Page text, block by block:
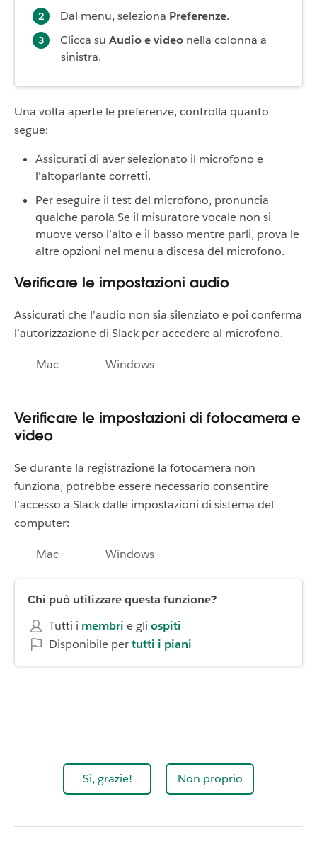
Dal menu, seleziona Preferenze.
Clicca su Audio e video nella colonna a
sinistra.
Una volta aperte le preferenze, controlla quanto
segue:
Assicurati di aver selezionato il microfono e
l’altoparlante corretti.
Per eseguire il test del microfono, pronuncia
qualche parola Se il misuratore vocale non si
muove verso l’alto e il basso mentre parli, prova le
altre opzioni nel menu a discesa del microfono.
Verificare le impostazioni audio
Assicurati che l’audio non sia silenziato e poi conferma
l’autorizzazione di Slack per accedere al microfono.
Mac Windows
Verificare le impostazioni di fotocamera e
video
Se durante la registrazione la fotocamera non
funziona, potrebbe essere necessario consentire
l’accesso a Slack dalle impostazioni di sistema del
computer:
Mac Windows
Chi può utilizzare questa funzione?
Tutti i membri e gli ospiti
Disponibile pertutti i piani
Sì, grazie! Non proprio